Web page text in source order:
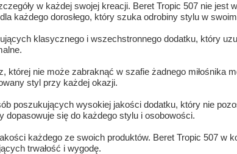
w każdej swojej kreacji. Beret Tropic 507 nie
każdego dorosłego, który szuka odrobiny stylu w
klasycznego i wszechstronnego dodatku, który
nie może zabraknąć w szafie żadnego miłośnika
styl przy każdej okazji.
poszukujących wysokiej jakości dodatku, który nie
dopasowuje się do każdego stylu i osobowości.
każdego ze swoich produktów. Beret Tropic 507 w
trwałość i wygodę.